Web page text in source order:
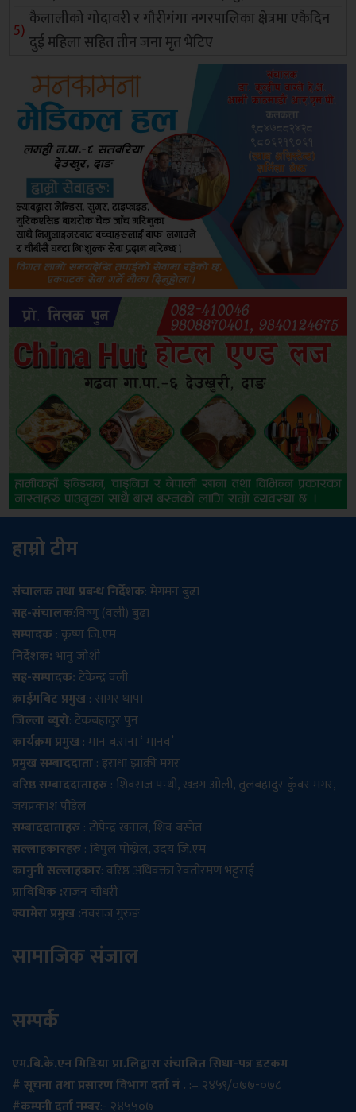
कैलालीको गोदावरी र गौरीगंगा नगरपालिका क्षेत्रमा एकैदिन
दुई महिला सहित तीन जना मृत भेटिए
हाम्रो टीम
संचालक तथा प्रबन्ध निर्देशक: मेगमन बुढा
सह-संचालक:विष्णु (वली) बुढा
सम्पादक: कृष्ण जि.एम
निर्देशक:भानु जोशी
सह-सम्पादक:टेकेन्द्र वली
क्राईमबिट प्रमुख: सागर थापा
जिल्ला ब्युरो: टेकबहादुर पुन
कार्यक्रम प्रमुख: मान ब.राना ‘ मानव’
प्रमुख सम्बाददाता: इराधा झाक्री मगर
वरिष्ठ सम्बाददाताहरु: शिवराज पन्थी, खडग ओली, तुलबहादुर कुँवर मगर,
जयप्रकाश पौडेल
सम्बाददाताहरु: टोपेन्द्र खनाल, शिव बस्नेत
सल्लाहकारहरु: बिपुल पोख्रेल, उदय जि.एम
कानुनी सल्लाहकार: वरिष्ठ अधिवक्ता रेवतीरमण भट्टराई
प्राविधिक :राजन चौधरी
क्यामेरा प्रमुख :नवराज गुरुङ
सामाजिक संजाल
सम्पर्क
एम.बि.के.एन मिडिया प्रा.लिद्वारा संचालित सिधा-पत्र डटकम
# सूचना तथा प्रसारण विभाग दर्ता नं . :– २४५९/०७७-०७८
#कम्पनी दर्ता नम्बर:- २४५५०७